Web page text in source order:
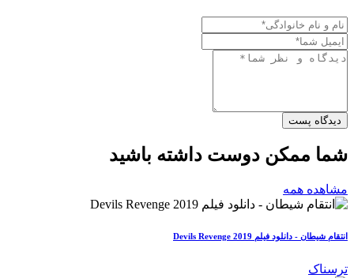
دیدگاه پست
شما ممکن دوست داشته باشید
مشاهده همه
انتقام شیطان - دانلود فیلم Devils Revenge 2019
ترسناک